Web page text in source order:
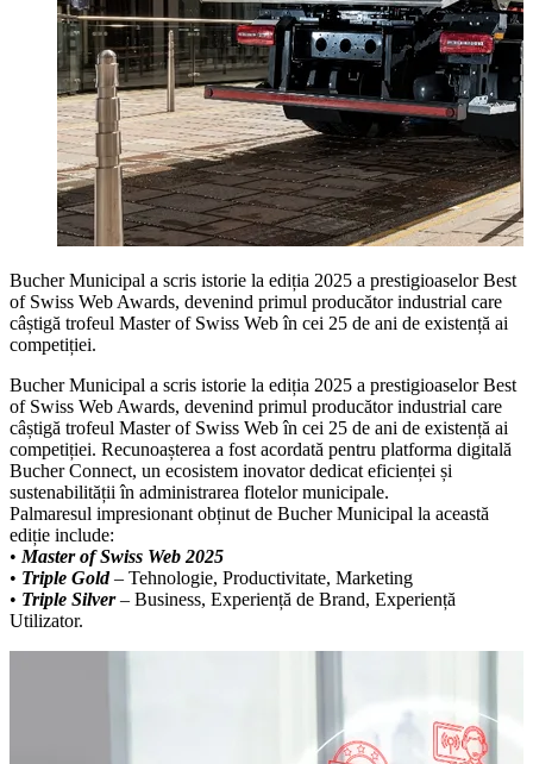
Bucher Municipal a scris istorie la ediția 2025 a prestigioaselor Best
of Swiss Web Awards, devenind primul producător industrial care
câștigă trofeul Master of Swiss Web în cei 25 de ani de existență ai
competiției.
Bucher Municipal a scris istorie la ediția 2025 a prestigioaselor Best
of Swiss Web Awards, devenind primul producător industrial care
câștigă trofeul Master of Swiss Web în cei 25 de ani de existență ai
competiției. Recunoașterea a fost acordată pentru platforma digitală
Bucher Connect, un ecosistem inovator dedicat eficienței și
sustenabilității în administrarea flotelor municipale.
Palmaresul impresionant obținut de Bucher Municipal la această
ediție include:
• Master of Swiss Web 2025
• Triple Gold– Tehnologie, Productivitate, Marketing
• Triple Silver– Business, Experiență de Brand, Experiență
Utilizator.